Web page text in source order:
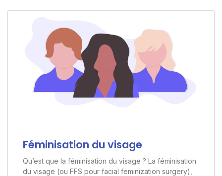
Féminisation du visage
Qu’est que la féminisation du visage ? La féminisation
du visage (ou FFS pour facial feminization surgery),